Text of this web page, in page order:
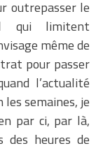
outrepasser le
qui limitent
même de
pour passer
l’actualité
les semaines, je
par ci, par là,
des heures de